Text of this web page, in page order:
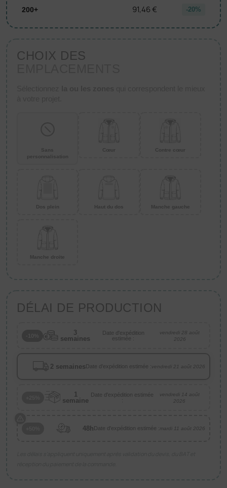
200+ 91,46 € -20%
CHOIX DES
Sans
personnalisation
Cœur Contre cœur
Dos plein Haut du dos Manche gauche
Manche droite
DÉLAI DE PRODUCTION
3
semaines
Date d'expédition
estimée :
vendredi 28 août
2026
2 semaines Date d'expédition estimée :vendredi 21 août 2026
1
semaine
Date d'expédition estimée
:
vendredi 14 août
2026
48h Date d'expédition estimée :mardi 11 août 2026